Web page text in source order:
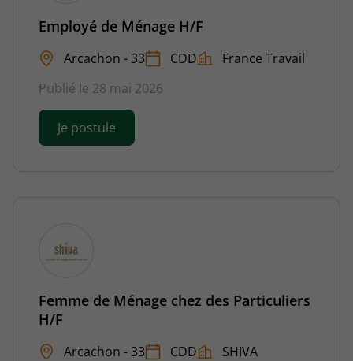
Employé de Ménage H/F
Arcachon - 33 CDD
France Travail
Publié le 28 mai 2026
Je postule
Femme de Ménage chez des Particuliers
H/F
Arcachon - 33 CDD
SHIVA